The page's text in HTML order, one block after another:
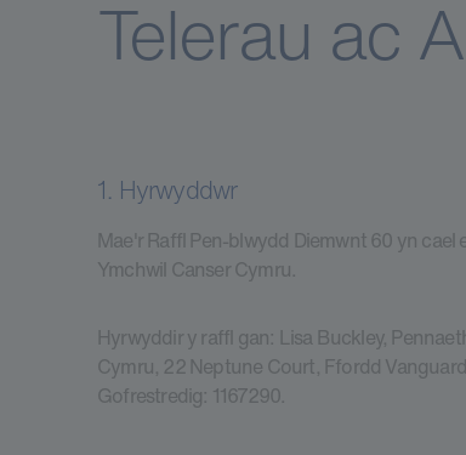
Telerau ac
1. Hyrwyddwr
Mae'r Raffl Pen-blwydd Diemwnt 60 yn
Ymchwil Canser Cymru.
Hyrwyddir y raffl gan: Lisa Buckley,
Cymru, 22 Neptune Court, Ffordd
Gofrestredig: 1167290.